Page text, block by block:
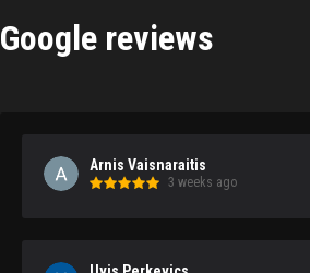
Google reviews
Arnis Vaisnaraitis
3 weeks ago